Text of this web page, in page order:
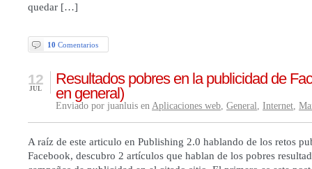
quedar […]
10 Comentarios
Resultados pobres en la publicidad de
en general)
12
JUL
Enviado por juanluis en Aplicaciones web, General, Internet,
A raíz de este articulo en Publishing 2.0 hablando de los retos
Facebook, descubro 2 artículos que hablan de los pobres